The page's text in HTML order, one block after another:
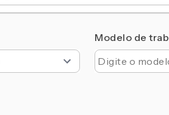
Modelo de